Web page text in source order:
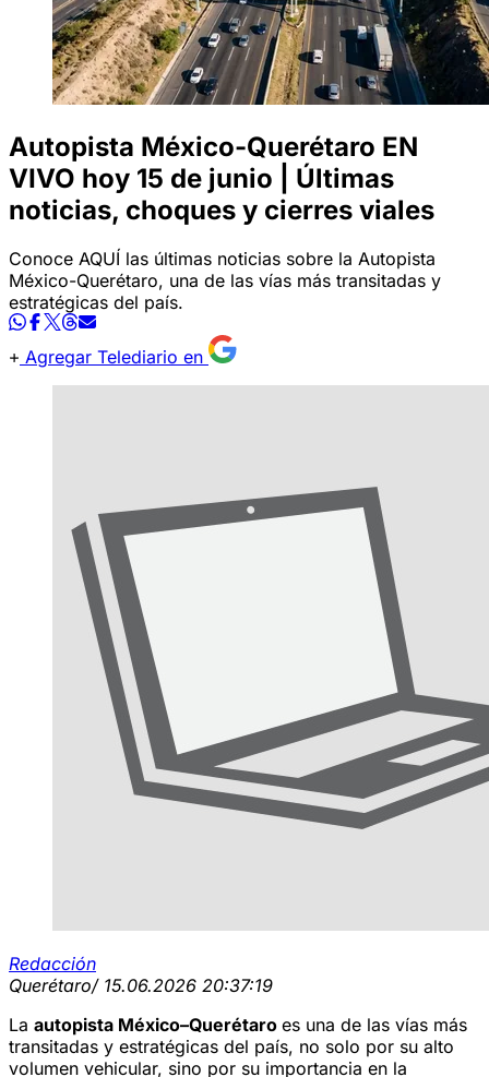
Autopista México-Querétaro EN
VIVO hoy 15 de junio | Últimas
noticias, choques y cierres viales
Conoce AQUÍ las últimas noticias sobre la Autopista
México-Querétaro, una de las vías más transitadas y
estratégicas del país.
Agregar Telediario en
Redacción
Querétaro/ 15.06.2026 20:37:19
La autopista México–Querétaro es una de las vías más
transitadas y estratégicas del país, no solo por su alto
volumen vehicular, sino por su importancia en la